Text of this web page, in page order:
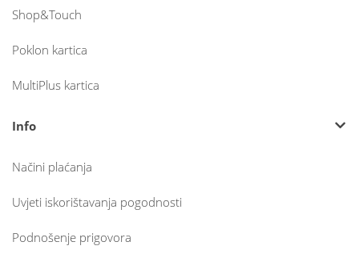
Shop&Touch
Poklon kartica
MultiPlus kartica
Info
Načini plaćanja
Uvjeti iskorištavanja pogodnosti
Podnošenje prigovora